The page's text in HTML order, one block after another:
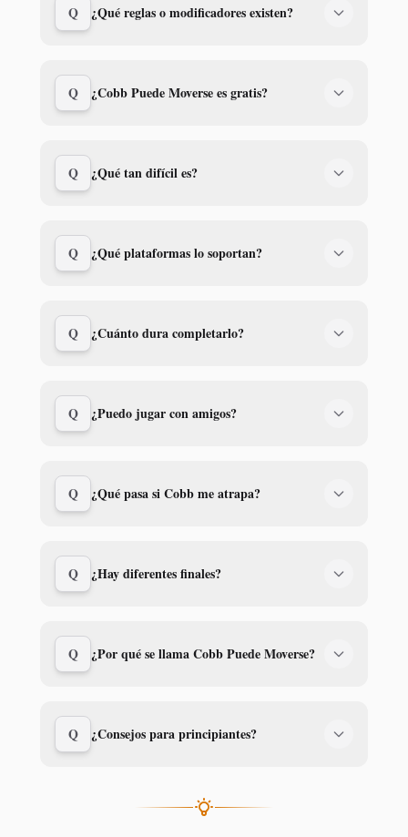
Q ¿Qué reglas o modificadores existen?
Q ¿Cobb Puede Moverse es gratis?
Q ¿Qué tan difícil es?
Q ¿Qué plataformas lo soportan?
Q ¿Cuánto dura completarlo?
Q ¿Puedo jugar con amigos?
Q ¿Qué pasa si Cobb me atrapa?
Q ¿Hay diferentes finales?
Q ¿Por qué se llama Cobb Puede Moverse?
Q ¿Consejos para principiantes?